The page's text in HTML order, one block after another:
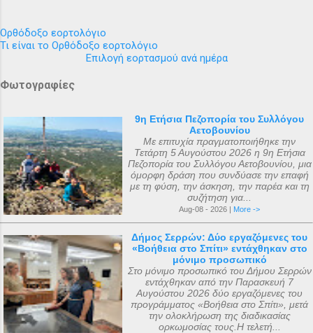
Ορθόδοξο εορτολόγιο
Τι είναι το Ορθόδοξο εορτολόγιο
Επιλογή εορτασμού ανά ημέρα
Φωτογραφίες
9η Ετήσια Πεζοπορία του Συλλόγου
Αετοβουνίου
Με επιτυχία πραγματοποιήθηκε την
Τετάρτη 5 Αυγούστου 2026 η 9η Ετήσια
Πεζοπορία του Συλλόγου Αετοβουνίου, μια
όμορφη δράση που συνδύασε την επαφή
με τη φύση, την άσκηση, την παρέα και τη
συζήτηση για...
Aug-08 - 2026 | More ->
Δήμος Σερρών: Δύο εργαζόμενες του
«Βοήθεια στο Σπίτι» εντάχθηκαν στο
μόνιμο προσωπικό
Στο μόνιμο προσωπικό του Δήμου Σερρών
εντάχθηκαν από την Παρασκευή 7
Αυγούστου 2026 δύο εργαζόμενες του
προγράμματος «Βοήθεια στο Σπίτι», μετά
την ολοκλήρωση της διαδικασίας
ορκωμοσίας τους.Η τελετή...